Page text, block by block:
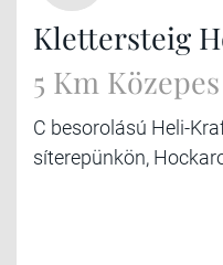
Klettersteig
5 Km
C besorolású Heli-
síterepünkön,